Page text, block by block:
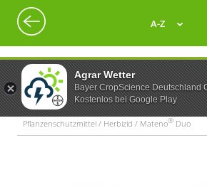
Agrar Wetter
Bayer CropScience Deutschland
Kostenlos bei Google Play
A-Z
Pflanzenschutzmittel / Herbizid / Mateno® Duo